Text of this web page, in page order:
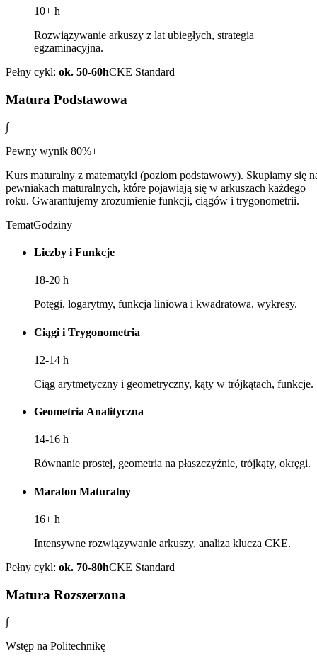
10+ h
Rozwiązywanie arkuszy z lat ubiegłych, strategia
egzaminacyjna.
Pełny cykl: ok. 50-60hCKE Standard
Matura Podstawowa
∫
Pewny wynik 80%+
Kurs maturalny z matematyki (poziom podstawowy). Skupiamy się
pewniakach maturalnych, które pojawiają się w arkuszach każdego
roku. Gwarantujemy zrozumienie funkcji, ciągów i trygonometrii.
TematGodziny
Liczby i Funkcje
18-20 h
Potęgi, logarytmy, funkcja liniowa i kwadratowa, wykresy.
Ciągi i Trygonometria
12-14 h
Ciąg arytmetyczny i geometryczny, kąty w trójkątach, funkcje.
Geometria Analityczna
14-16 h
Równanie prostej, geometria na płaszczyźnie, trójkąty, okręgi.
Maraton Maturalny
16+ h
Intensywne rozwiązywanie arkuszy, analiza klucza CKE.
Pełny cykl: ok. 70-80hCKE Standard
Matura Rozszerzona
∫
Wstęp na Politechnikę